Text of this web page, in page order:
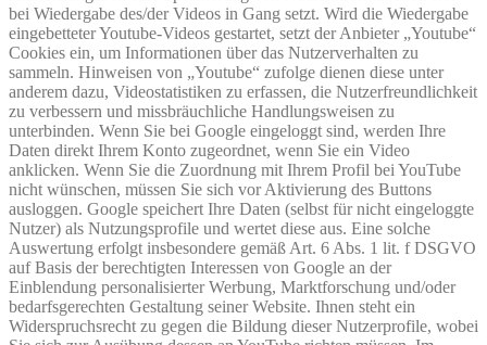
bei Wiedergabe des/der Videos in Gang setzt. Wird die Wiedergabe
eingebetteter Youtube-Videos gestartet, setzt der Anbieter „Youtube“
Cookies ein, um Informationen über das Nutzerverhalten zu
sammeln. Hinweisen von „Youtube“ zufolge dienen diese unter
anderem dazu, Videostatistiken zu erfassen, die Nutzerfreundlichkeit
zu verbessern und missbräuchliche Handlungsweisen zu
unterbinden. Wenn Sie bei Google eingeloggt sind, werden Ihre
Daten direkt Ihrem Konto zugeordnet, wenn Sie ein Video
anklicken. Wenn Sie die Zuordnung mit Ihrem Profil bei YouTube
nicht wünschen, müssen Sie sich vor Aktivierung des Buttons
ausloggen. Google speichert Ihre Daten (selbst für nicht eingeloggte
Nutzer) als Nutzungsprofile und wertet diese aus. Eine solche
Auswertung erfolgt insbesondere gemäß Art. 6 Abs. 1 lit. f DSGVO
auf Basis der berechtigten Interessen von Google an der
Einblendung personalisierter Werbung, Marktforschung und/oder
bedarfsgerechten Gestaltung seiner Website. Ihnen steht ein
Widerspruchsrecht zu gegen die Bildung dieser Nutzerprofile, wobei